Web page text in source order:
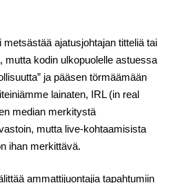
ajatusjohtajan titteliä tai
mutta kodin ulkopuolelle astuessa
ja pääsen törmäämään
lainaten, IRL (in real
median merkitystä
mutta live-kohtaamisista
ihan merkittävä.
ammattijuontajia tapahtumiin